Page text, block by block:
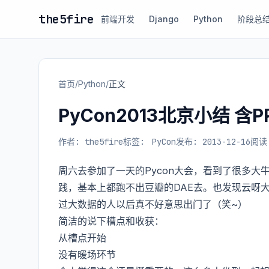
the5fire 前端开发 Django Python 阶段总
首页/Python/正文
PyCon2013北京小结 含
作者: the5fire标签: PyCon发布: 2013-12-16阅
周六去参加了一天的Pycon大会，看到了很多大
践，基本上都跑不出豆瓣的DAE去。也发现云呀
过大数据的人以后真不好意思出门了（笑~）
简洁的说下槽点和收获：
从槽点开始
没有暖场环节